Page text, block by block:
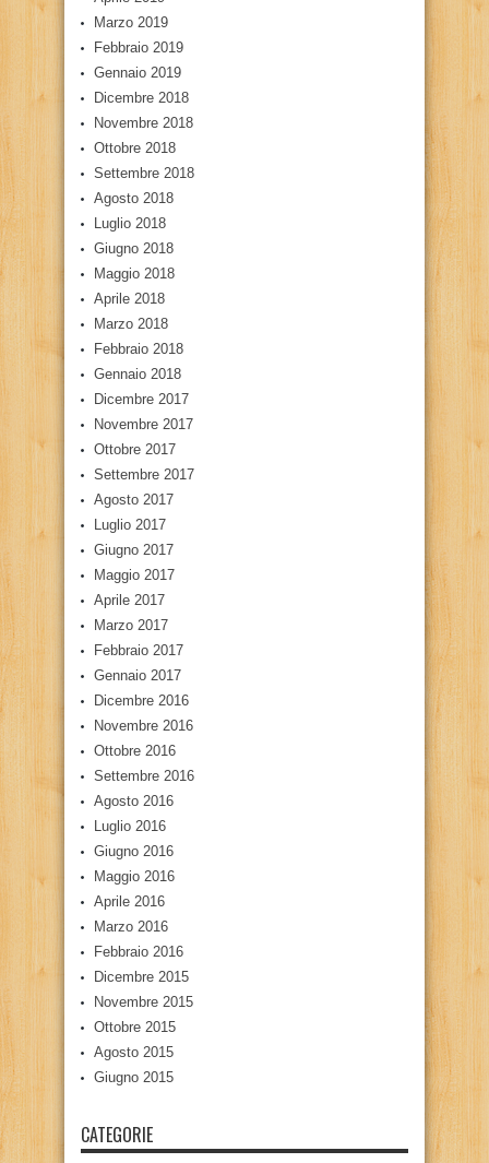
Marzo 2019
Febbraio 2019
Gennaio 2019
Dicembre 2018
Novembre 2018
Ottobre 2018
Settembre 2018
Agosto 2018
Luglio 2018
Giugno 2018
Maggio 2018
Aprile 2018
Marzo 2018
Febbraio 2018
Gennaio 2018
Dicembre 2017
Novembre 2017
Ottobre 2017
Settembre 2017
Agosto 2017
Luglio 2017
Giugno 2017
Maggio 2017
Aprile 2017
Marzo 2017
Febbraio 2017
Gennaio 2017
Dicembre 2016
Novembre 2016
Ottobre 2016
Settembre 2016
Agosto 2016
Luglio 2016
Giugno 2016
Maggio 2016
Aprile 2016
Marzo 2016
Febbraio 2016
Dicembre 2015
Novembre 2015
Ottobre 2015
Agosto 2015
Giugno 2015
CATEGORIE